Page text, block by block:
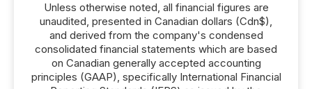
Unless otherwise noted, all financial figures are
unaudited, presented in Canadian dollars (Cdn$),
and derived from the company's condensed
consolidated financial statements which are based
on Canadian generally accepted accounting
principles (GAAP), specifically International Financial